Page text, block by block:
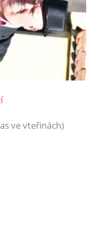
ve vteřinách)